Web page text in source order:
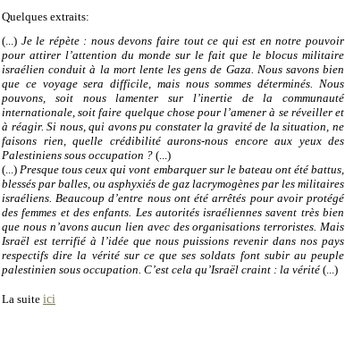
Quelques extraits:
(...) Je le répète : nous devons faire tout ce qui est en notre pouvoir
pour attirer l’attention du monde sur le fait que le blocus militaire
israélien conduit à la mort lente les gens de Gaza. Nous savons bien
que ce voyage sera difficile, mais nous sommes déterminés. Nous
pouvons, soit nous lamenter sur l’inertie de la communauté
internationale, soit faire quelque chose pour l’amener à se réveiller et
à réagir. Si nous, qui avons pu constater la gravité de la situation, ne
faisons rien, quelle crédibilité aurons-nous encore aux yeux des
Palestiniens sous occupation ? (...)
(...) Presque tous ceux qui vont embarquer sur le bateau ont été battus,
blessés par balles, ou asphyxiés de gaz lacrymogènes par les militaires
israéliens. Beaucoup d’entre nous ont été arrêtés pour avoir protégé
des femmes et des enfants. Les autorités israéliennes savent très bien
que nous n’avons aucun lien avec des organisations terroristes. Mais
Israël est terrifié à l’idée que nous puissions revenir dans nos pays
respectifs dire la vérité sur ce que ses soldats font subir au peuple
palestinien sous occupation. C’est cela qu’Israël craint : la vérité (...)
La suite ici